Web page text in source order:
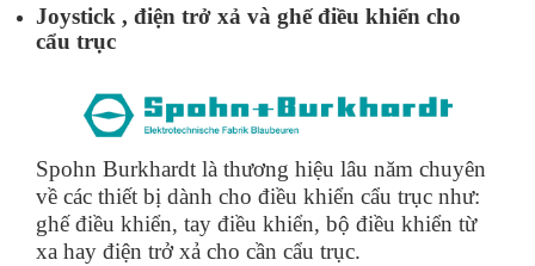
Joystick , điện trở xả và ghế điều khiển cho
cẩu trục
Spohn Burkhardt là thương hiệu lâu năm chuyên
về các thiết bị dành cho điều khiển cẩu trục như:
ghế điều khiển, tay điều khiển, bộ điều khiển từ
xa hay điện trở xả cho cần cẩu trục.